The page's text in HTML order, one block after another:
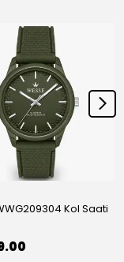
Kol Saati